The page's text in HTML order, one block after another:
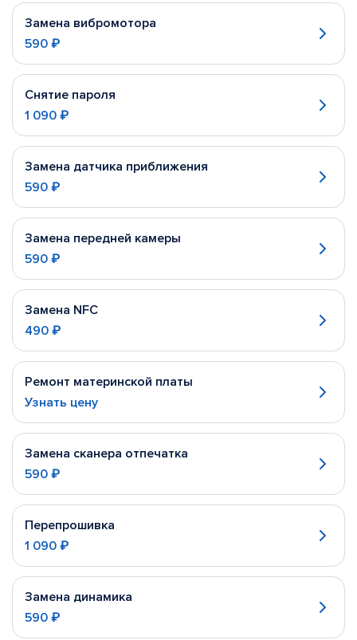
Замена вибромотора
590 ₽
Снятие пароля
1 090 ₽
Замена датчика приближения
590 ₽
Замена передней камеры
590 ₽
Замена NFC
490 ₽
Ремонт материнской платы
Узнать цену
Замена сканера отпечатка
590 ₽
Перепрошивка
1 090 ₽
Замена динамика
590 ₽